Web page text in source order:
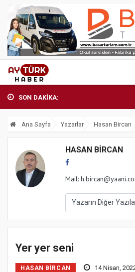
SON DAKİKA:
Ana Sayfa Yazarlar Hasan Bircan
HASAN BIRCAN
Mail:
Yer yer seni
HASAN BIRCAN 14 Nisan,